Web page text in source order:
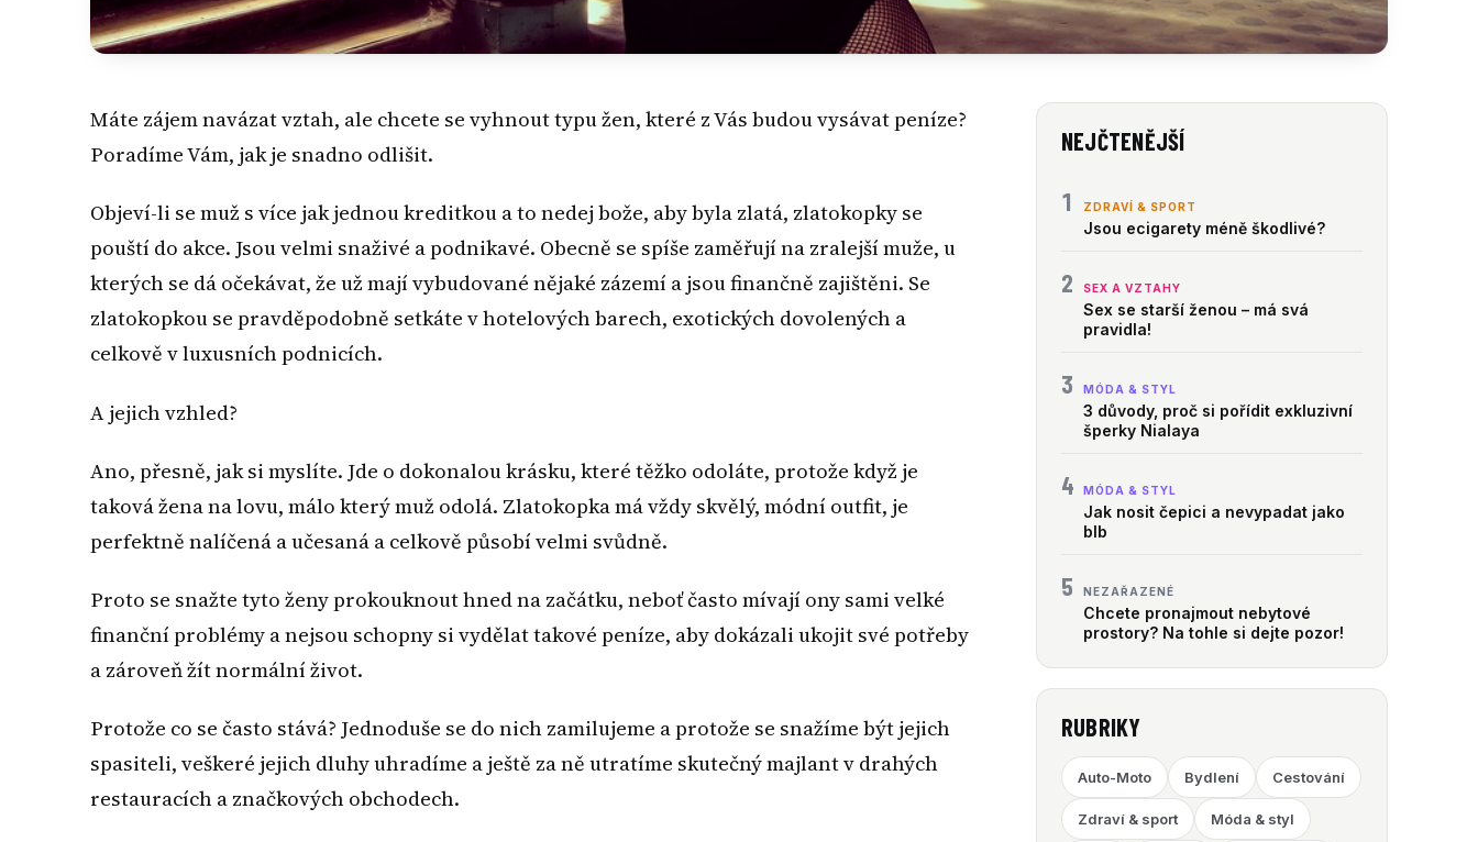
Máte zájem navázat vztah, ale chcete se vyhnout typu žen, které z Vás budou vysávat peníze?
Poradíme Vám, jak je snadno odlišit.
Objeví-li se muž s více jak jednou kreditkou a to nedej bože, aby byla zlatá, zlatokopky se
pouští do akce. Jsou velmi snaživé a podnikavé. Obecně se spíše zaměřují na zralejší muže, u
kterých se dá očekávat, že už mají vybudované nějaké zázemí a jsou finančně zajištěni. Se
zlatokopkou se pravděpodobně setkáte v hotelových barech, exotických dovolených a
celkově v luxusních podnicích.
A jejich vzhled?
Ano, přesně, jak si myslíte. Jde o dokonalou krásku, které těžko odoláte, protože když je
taková žena na lovu, málo který muž odolá. Zlatokopka má vždy skvělý, módní outfit, je
perfektně nalíčená a učesaná a celkově působí velmi svůdně.
Proto se snažte tyto ženy prokouknout hned na začátku, neboť často mívají ony sami velké
finanční problémy a nejsou schopny si vydělat takové peníze, aby dokázali ukojit své potřeby
a zároveň žít normální život.
Protože co se často stává? Jednoduše se do nich zamilujeme a protože se snažíme být jejich
spasiteli, veškeré jejich dluhy uhradíme a ještě za ně utratíme skutečný majlant v drahých
restauracích a značkových obchodech.
NEJČTENĚJŠÍ
1 ZDRAVÍ & SPORT
Jsou ecigarety méně škodlivé?
2 SEX A VZTAHY
Sex se starší ženou – má svá
pravidla!
3 MÓDA & STYL
3 důvody, proč si pořídit exkluzivní
šperky Nialaya
4 MÓDA & STYL
Jak nosit čepici a nevypadat jako
blb
5 NEZAŘAZENÉ
Chcete pronajmout nebytové
prostory? Na tohle si dejte pozor!
RUBRIKY
Auto-Moto Bydlení Cestování
Zdraví & sport Móda & styl